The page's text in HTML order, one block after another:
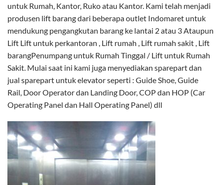
untuk Rumah, Kantor, Ruko atau Kantor. Kami telah menjadi
produsen lift barang dari beberapa outlet Indomaret untuk
mendukung pengangkutan barang ke lantai 2 atau 3 Ataupun
Lift Lift untuk perkantoran , Lift rumah , Lift rumah sakit , Lift
barangPenumpang untuk Rumah Tinggal / Lift untuk Rumah
Sakit. Mulai saat ini kami juga menyediakan sparepart dan
jual sparepart untuk elevator seperti : Guide Shoe, Guide
Rail, Door Operator dan Landing Door, COP dan HOP (Car
Operating Panel dan Hall Operating Panel) dll